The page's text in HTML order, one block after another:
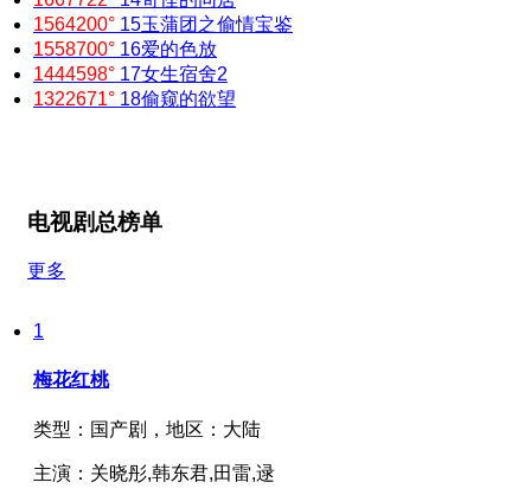
1564200° 15玉蒲团之偷情宝鉴
1558700° 16爱的色放
1444598° 17女生宿舍2
1322671° 18偷窥的欲望
电视剧总榜单
更多
1
梅花红桃
类型： 国产剧， 地区： 大陆
主演： 关晓彤,韩东君,田雷,逯